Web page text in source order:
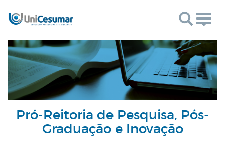
Pró-Reitoria de Pesquisa, Pós-
Graduação e Inovação